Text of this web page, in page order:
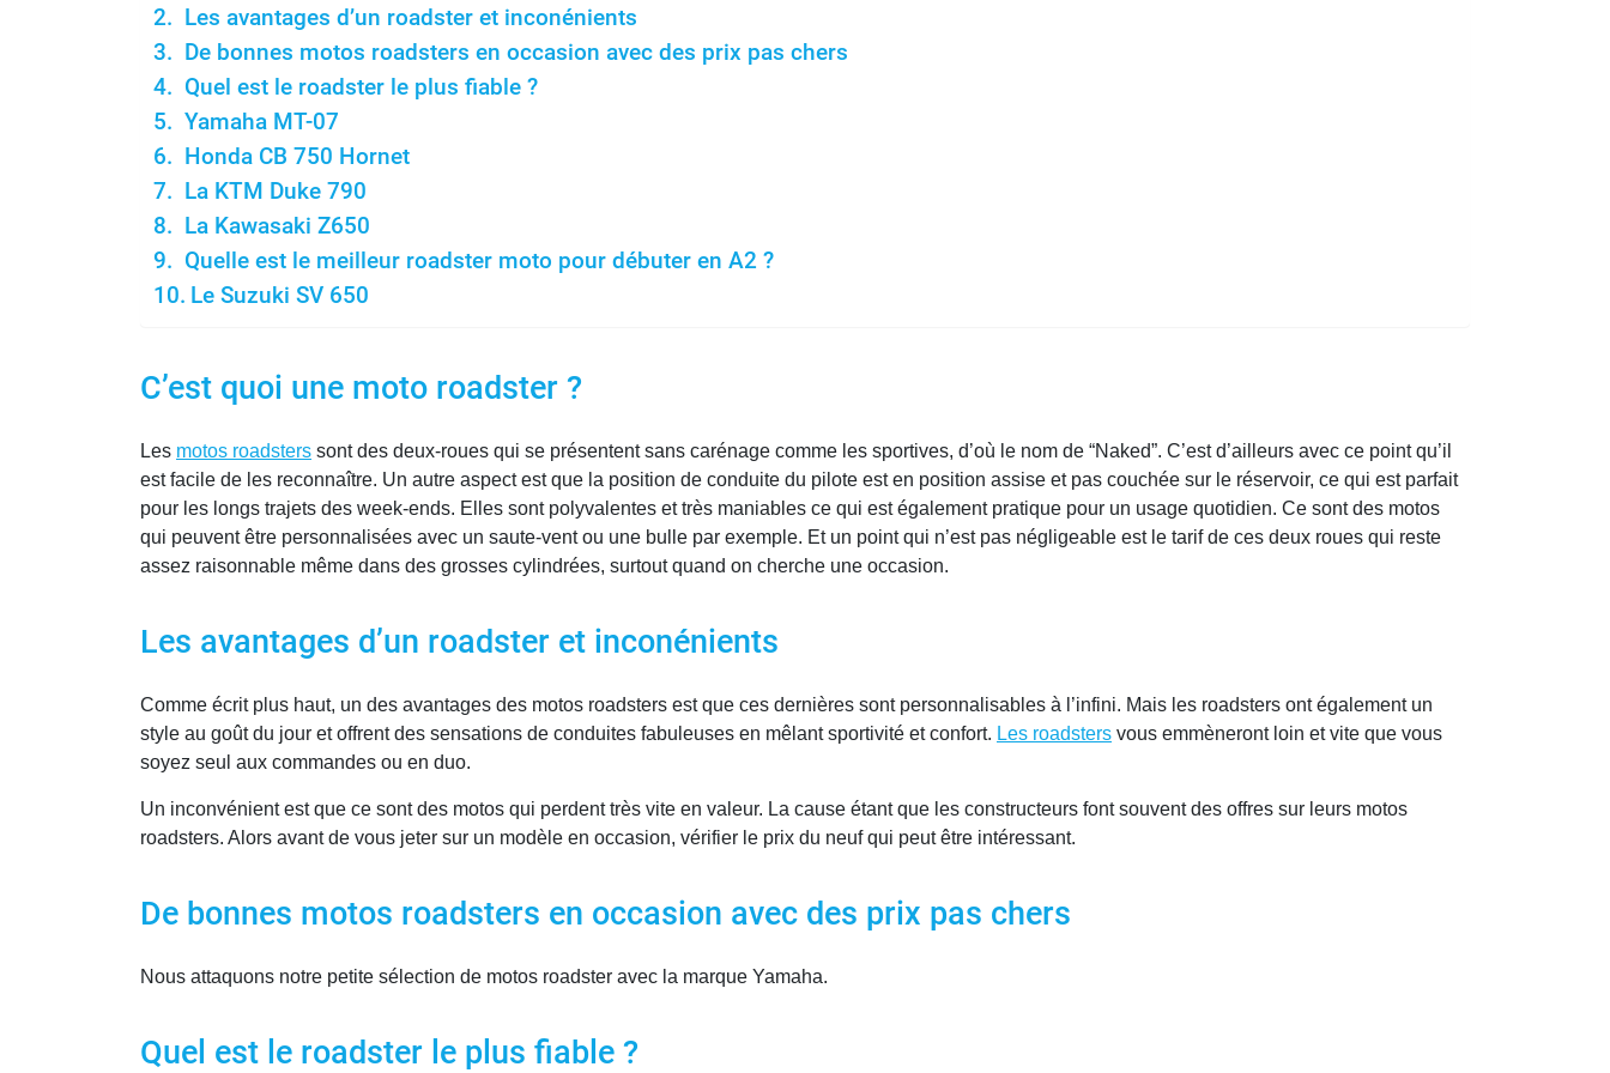
Les avantages d’un roadster et inconénients
De bonnes motos roadsters en occasion avec des prix pas chers
Quel est le roadster le plus fiable ?
Yamaha MT-07
Honda CB 750 Hornet
La KTM Duke 790
La Kawasaki Z650
Quelle est le meilleur roadster moto pour débuter en A2 ?
Le Suzuki SV 650
C’est quoi une moto roadster ?
Les motos roadsters sont des deux-roues qui se présentent sans carénage comme les sportives, d’où le nom de “Naked”. C’est d’ailleurs avec ce point qu’il
est facile de les reconnaître. Un autre aspect est que la position de conduite du pilote est en position assise et pas couchée sur le réservoir, ce qui est parfait
pour les longs trajets des week-ends. Elles sont polyvalentes et très maniables ce qui est également pratique pour un usage quotidien. Ce sont des motos
qui peuvent être personnalisées avec un saute-vent ou une bulle par exemple. Et un point qui n’est pas négligeable est le tarif de ces deux roues qui reste
assez raisonnable même dans des grosses cylindrées, surtout quand on cherche une occasion.
Les avantages d’un roadster et inconénients
Comme écrit plus haut, un des avantages des motos roadsters est que ces dernières sont personnalisables à l’infini. Mais les roadsters ont également un
style au goût du jour et offrent des sensations de conduites fabuleuses en mêlant sportivité et confort. Les roadsters vous emmèneront loin et vite que vous
soyez seul aux commandes ou en duo.
Un inconvénient est que ce sont des motos qui perdent très vite en valeur. La cause étant que les constructeurs font souvent des offres sur leurs motos
roadsters. Alors avant de vous jeter sur un modèle en occasion, vérifier le prix du neuf qui peut être intéressant.
De bonnes motos roadsters en occasion avec des prix pas chers
Nous attaquons notre petite sélection de motos roadster avec la marque Yamaha.
Quel est le roadster le plus fiable ?